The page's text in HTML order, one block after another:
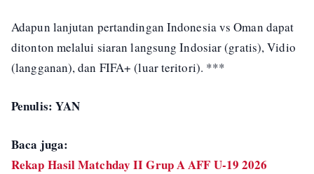
Adapun lanjutan pertandingan Indonesia vs Oman dapat
ditonton melalui siaran langsung Indosiar (gratis), Vidio
(langganan), dan FIFA+ (luar teritori). ***
Penulis: YAN
Baca juga:
Rekap Hasil Matchday II Grup A AFF U-19 2026